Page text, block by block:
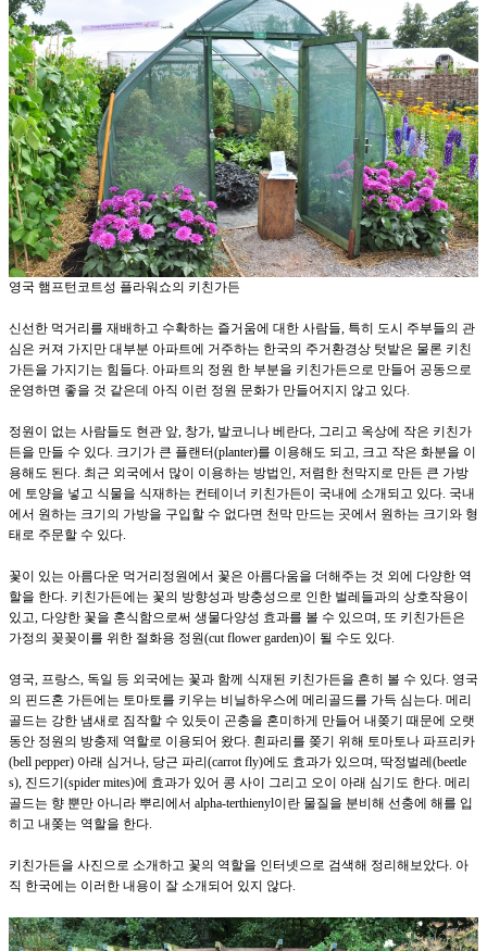
영국 햄프턴코트성 플라워쇼의 키친가든
신선한 먹거리를 재배하고 수확하는 즐거움에 대한 사람들, 특히 도시 주부들의 관
심은 커져 가지만 대부분 아파트에 거주하는 한국의 주거환경상 텃밭은 물론 키친
가든을 가지기는 힘들다. 아파트의 정원 한 부분을 키친가든으로 만들어 공동으로
운영하면 좋을 것 같은데 아직 이런 정원 문화가 만들어지지 않고 있다.
정원이 없는 사람들도 현관 앞, 창가, 발코니나 베란다, 그리고 옥상에 작은 키친가
든을 만들 수 있다. 크기가 큰 플랜터(planter)를 이용해도 되고, 크고 작은 화분을 이
용해도 된다. 최근 외국에서 많이 이용하는 방법인, 저렴한 천막지로 만든 큰 가방
에 토양을 넣고 식물을 식재하는 컨테이너 키친가든이 국내에 소개되고 있다. 국내
에서 원하는 크기의 가방을 구입할 수 없다면 천막 만드는 곳에서 원하는 크기와 형
태로 주문할 수 있다.
꽃이 있는 아름다운 먹거리정원에서 꽃은 아름다움을 더해주는 것 외에 다양한 역
할을 한다. 키친가든에는 꽃의 방향성과 방충성으로 인한 벌레들과의 상호작용이
있고, 다양한 꽃을 혼식함으로써 생물다양성 효과를 볼 수 있으며, 또 키친가든은
가정의 꽂꽂이를 위한 절화용 정원(cut flower garden)이 될 수도 있다.
영국, 프랑스, 독일 등 외국에는 꽃과 함께 식재된 키친가든을 흔히 볼 수 있다. 영국
의 핀드혼 가든에는 토마토를 키우는 비닐하우스에 메리골드를 가득 심는다. 메리
골드는 강한 냄새로 짐작할 수 있듯이 곤충을 혼미하게 만들어 내쫒기 때문에 오랫
동안 정원의 방충제 역할로 이용되어 왔다. 흰파리를 쫒기 위해 토마토나 파프리카
(bell pepper) 아래 심거나, 당근 파리 (carrot fly)에도 효과가 있으며, 딱정벌레 (beetle
s), 진드기 (spider mites)에 효과가 있어 콩 사이 그리고 오이 아래 심기도 한다. 메리
골드는 향 뿐만 아니라 뿌리에서 alpha-terthienyl이란 물질을 분비해 선충에 해를 입
히고 내쫒는 역할을 한다.
키친가든을 사진으로 소개하고 꽃의 역할을 인터넷으로 검색해 정리해보았다. 아
직 한국에는 이러한 내용이 잘 소개되어 있지 않다.